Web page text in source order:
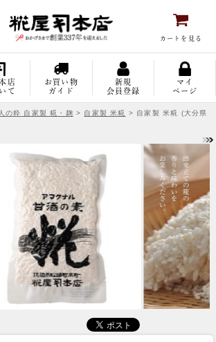
カートを見る
店
て
お買い物
ガイド
新規
会員登録
マイ
ページ
の粋 自家製 糀・麹 > 自家製 米糀 > 自家製 米糀 (大分県